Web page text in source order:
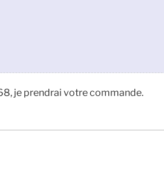
je prendrai votre commande.